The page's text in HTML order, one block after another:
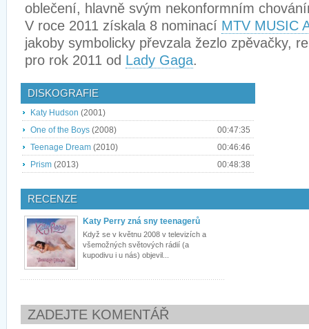
oblečení, hlavně svým nekonformním
V roce 2011 získala 8 nominací MTV MUSIC
jakoby symbolicky převzala žezlo zpěvačky,
pro rok 2011 od Lady Gaga.
DISKOGRAFIE
Katy Hudson (2001)
One of the Boys (2008)
00:47:35
Teenage Dream (2010)
00:46:46
Prism (2013) 00:48:38
RECENZE
Katy Perry zná sny teenagerů
Když se v květnu 2008 v televizích a
všemožných světových rádií (a
kupodivu i u nás) objevil...
ZADEJTE KOMENTÁŘ